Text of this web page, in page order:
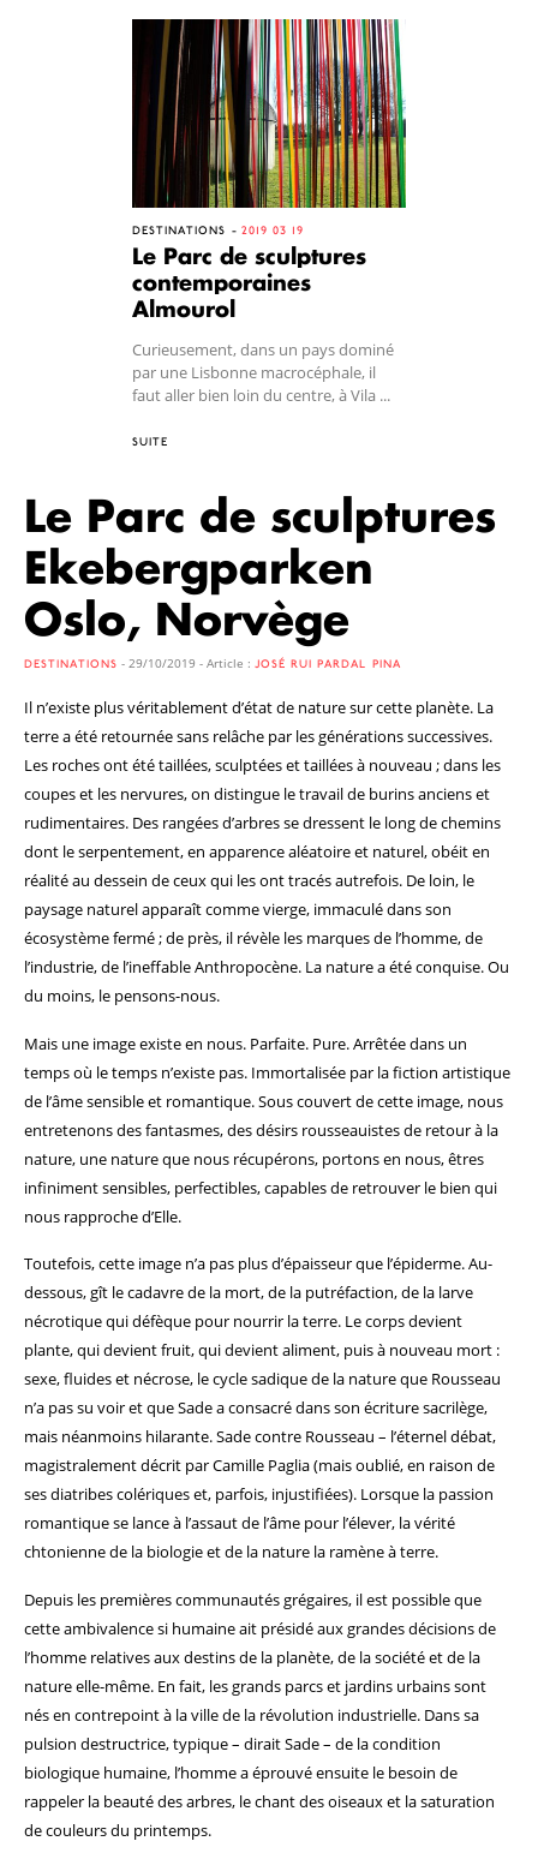
DESTINATIONS 2019 03 19
Le Parc de sculptures
contemporaines
Almourol
Curieusement, dans un pays dominé
par une Lisbonne macrocéphale, il
faut aller bien loin du centre, à Vila ...
SUITE
Le Parc de sculptures
Ekebergparken
Oslo, Norvège
DESTINATIONS - 29/10/2019 - Article : JOSÉ RUI PARDAL PINA
Il n’existe plus véritablement d’état de nature sur cette planète. La
terre a été retournée sans relâche par les générations successives.
Les roches ont été taillées, sculptées et taillées à nouveau ; dans les
coupes et les nervures, on distingue le travail de burins anciens et
rudimentaires. Des rangées d’arbres se dressent le long de chemins
dont le serpentement, en apparence aléatoire et naturel, obéit en
réalité au dessein de ceux qui les ont tracés autrefois. De loin, le
paysage naturel apparaît comme vierge, immaculé dans son
écosystème fermé ; de près, il révèle les marques de l’homme, de
l’industrie, de l’ineffable Anthropocène. La nature a été conquise. Ou
du moins, le pensons-nous.
Mais une image existe en nous. Parfaite. Pure. Arrêtée dans un
temps où le temps n’existe pas. Immortalisée par la fiction artistique
de l’âme sensible et romantique. Sous couvert de cette image, nous
entretenons des fantasmes, des désirs rousseauistes de retour à la
nature, une nature que nous récupérons, portons en nous, êtres
infiniment sensibles, perfectibles, capables de retrouver le bien qui
nous rapproche d’Elle.
Toutefois, cette image n’a pas plus d’épaisseur que l’épiderme. Au-
dessous, gît le cadavre de la mort, de la putréfaction, de la larve
nécrotique qui défèque pour nourrir la terre. Le corps devient
plante, qui devient fruit, qui devient aliment, puis à nouveau mort :
sexe, fluides et nécrose, le cycle sadique de la nature que Rousseau
n’a pas su voir et que Sade a consacré dans son écriture sacrilège,
mais néanmoins hilarante. Sade contre Rousseau – l’éternel débat,
magistralement décrit par Camille Paglia (mais oublié, en raison de
ses diatribes colériques et, parfois, injustifiées). Lorsque la passion
romantique se lance à l’assaut de l’âme pour l’élever, la vérité
chtonienne de la biologie et de la nature la ramène à terre.
Depuis les premières communautés grégaires, il est possible que
cette ambivalence si humaine ait présidé aux grandes décisions de
l’homme relatives aux destins de la planète, de la société et de la
nature elle-même. En fait, les grands parcs et jardins urbains sont
nés en contrepoint à la ville de la révolution industrielle. Dans sa
pulsion destructrice, typique – dirait Sade – de la condition
biologique humaine, l’homme a éprouvé ensuite le besoin de
rappeler la beauté des arbres, le chant des oiseaux et la saturation
de couleurs du printemps.